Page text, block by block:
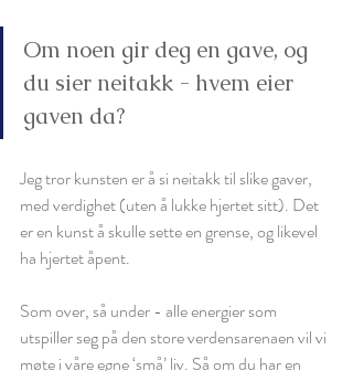
Om noen gir deg en gave, og
du sier neitakk - hvem eier
gaven da?
Jeg tror kunsten er å si neitakk til slike gaver,
med verdighet (uten å lukke hjertet sitt). Det
er en kunst å skulle sette en grense, og likevel
ha hjertet åpent.
Som over, så under - alle energier som
utspiller seg på den store verdensarenaen vil vi
møte i våre egne ‘små’ liv. Så om du har en